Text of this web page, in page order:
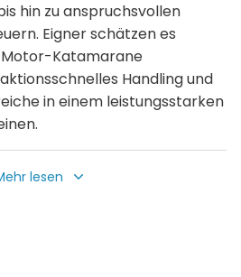
hin zu anspruchsvollen
Eigner schätzen es
Motor-Katamarane
Handling und
in einem leistungsstarken
Powercats, die sich in vielen
lesen